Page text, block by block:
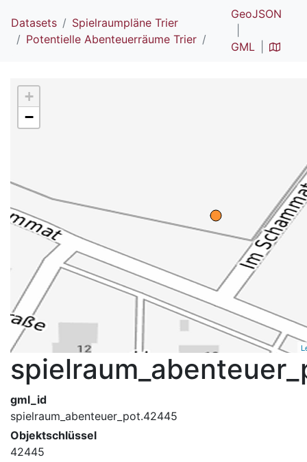
Datasets
Spielraumpläne Trier
Potentielle Abenteuerräume Trier
GeoJSON
GML
+
−
gml_id
spielraum_abenteuer_pot.42445
Objektschlüssel
42445